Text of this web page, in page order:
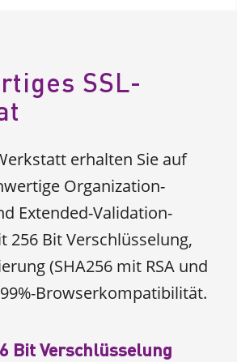
SSL-
erhalten Sie auf
Organization-
Extended-Validation-
256 Bit Verschlüsselung,
(SHA256 mit RSA und
99%-Browserkompatibilität.
Bit Verschlüsselung